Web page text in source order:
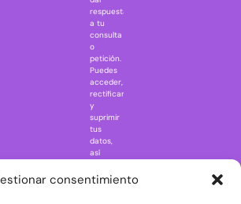
consentimiento
respuesta
a tu
consulta
o
petición.
Puedes
acceder,
rectificar
y
suprimir
tus
datos,
así
ejercer